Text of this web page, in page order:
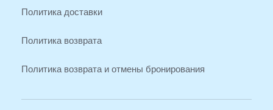
Политика доставки
Политика возврата
Политика возврата и отмены бронирования